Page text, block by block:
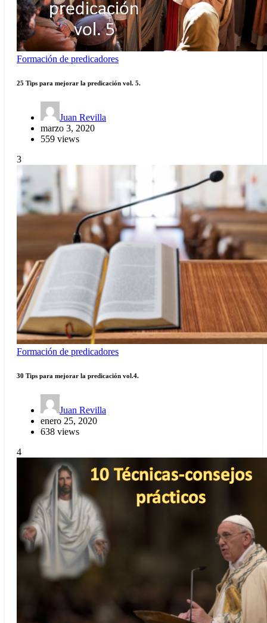
Formación de predicadores
25 Tips para mejorar la predicación vol. 5.
Juan Revilla
marzo 3, 2020
559 views
3
Formación de predicadores
30 Tips para mejorar la predicación vol.4.
Juan Revilla
enero 25, 2020
638 views
4